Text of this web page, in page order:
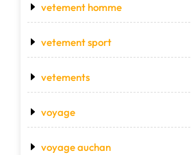
vetement homme
vetement sport
vetements
voyage
voyage auchan